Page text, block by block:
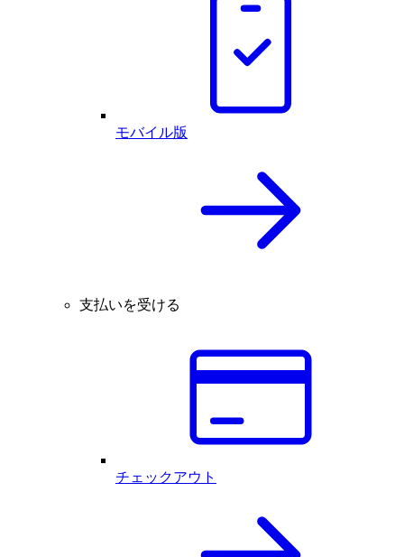
モバイル版
支払いを受ける
チェックアウト